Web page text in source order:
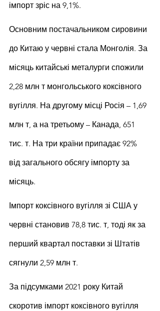
імпорт зріс на 9,1%.
Основним постачальником сировини
до Китаю у червні стала Монголія. За
місяць китайські металурги спожили
2,28 млн т монгольського коксівного
вугілля. На другому місці Росія – 1,69
млн т, а на третьому – Канада, 651
тис. т. На три країни припадає 92%
від загального обсягу імпорту за
місяць.
Імпорт коксівного вугілля зі США у
червні становив 78,8 тис. т, тоді як за
перший квартал поставки зі Штатів
сягнули 2,59 млн т.
За підсумками 2021 року Китай
скоротив імпорт коксівного вугілля